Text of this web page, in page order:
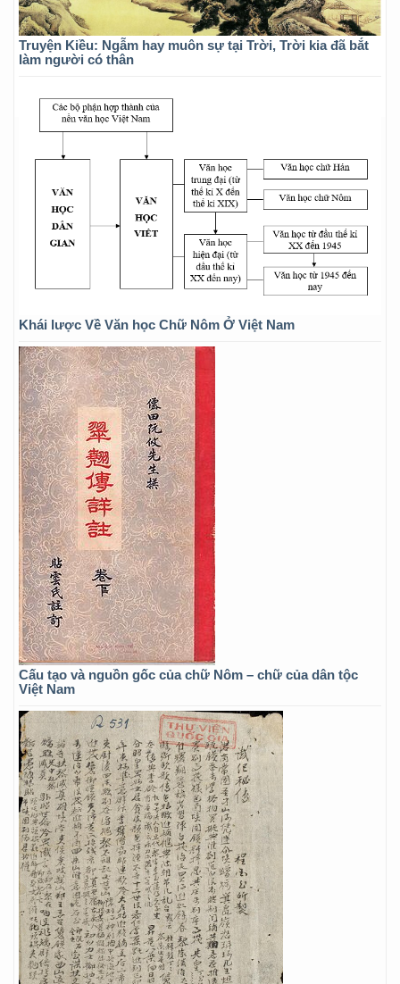
Truyện Kiều: Ngẫm hay muôn sự tại Trời, Trời kia đã bắt
làm người có thân
Khái lược Về Văn học Chữ Nôm Ở Việt Nam
Cấu tạo và nguồn gốc của chữ Nôm – chữ của dân tộc
Việt Nam